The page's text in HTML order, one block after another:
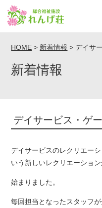
HOME > 新着情報 >デイサ
新着情報
デイサービス・ゲ
デイサービスのレクリエー
いう新しいレクリエーショ
始まりました。
毎回担当となったスタッフ